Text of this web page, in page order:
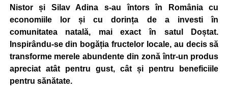
Nistor și Silav Adina s-au întors în România cu
economiile lor și cu dorința de a investi în
comunitatea natală, mai exact în satul Doștat.
Inspirându-se din bogăția fructelor locale, au decis să
transforme merele abundente din zonă într-un produs
apreciat atât pentru gust, cât și pentru beneficiile
pentru sănătate.